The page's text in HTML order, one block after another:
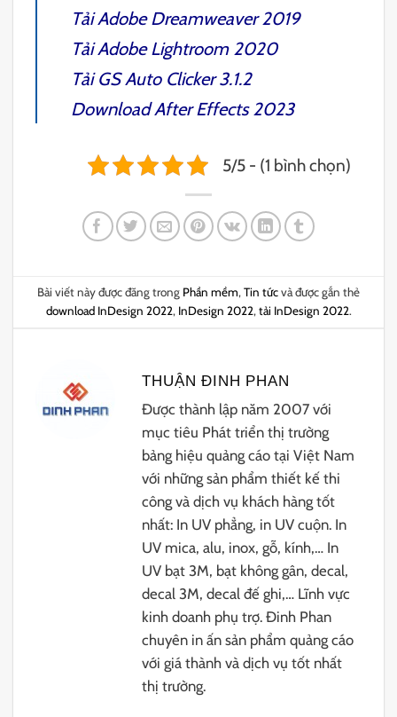
TảiAdobe Dreamweaver 2019
TảiAdobe Lightroom 2020
TảiGS Auto Clicker 3.1.2
DownloadAfter Effects 2023
5/5 - (1 bình chọn)
Bài viết này được đăng trong Phần mềm, Tin tứcvà được gắn thẻ
download InDesign 2022, InDesign 2022, tải InDesign 2022.
THUẬN ĐINH PHAN
Được thành lập năm 2007 với
mục tiêu Phát triển thị trường
bảng hiệu quảng cáo tại Việt Nam
với những sản phẩm thiết kế thi
công và dịch vụ khách hàng tốt
nhất: In UV phẳng, in UV cuộn. In
UV mica, alu, inox, gỗ, kính,… In
UV bạt 3M, bạt không gân, decal,
decal 3M, decal đế ghi,… Lĩnh vực
kinh doanh phụ trợ. Đinh Phan
chuyên in ấn sản phẩm quảng cáo
với giá thành và dịch vụ tốt nhất
thị trường.